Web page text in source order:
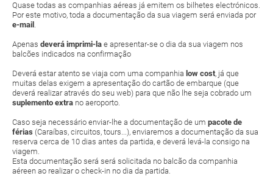
Quase todas as companhias aéreas já emitem os bilhetes electrónicos.
Por este motivo, toda a documentação da sua viagem será enviada por
e-mail .
Apenas deverá imprimi-la e apresentar-se o dia da sua viagem nos
balcões indicados na confirmação
Deverá estar atento se viaja com uma companhia low cost, já que
muitas delas exigem a apresentação do cartão de embarque (que
deverá realizar através do seu web) para que não lhe seja cobrado um
suplemento extra no aeroporto.
Caso seja necessário enviar-lhe a documentação de um pacote de
férias (Caraíbas, circuitos, tours...), enviaremos a documentação da sua
reserva cerca de 10 dias antes da partida, e deverá levá-la consigo na
viagem.
Esta documentação será será solicitada no balcão da companhia
aéreen ao realizar o check-in no dia da partida.